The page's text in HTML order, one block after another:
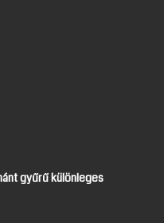
gyűrű különleges